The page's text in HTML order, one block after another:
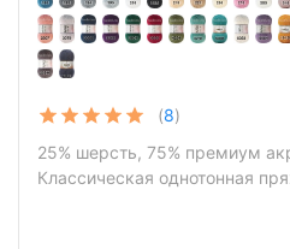
(8)
25% шерсть, 75% премиум
Классическая однотонная